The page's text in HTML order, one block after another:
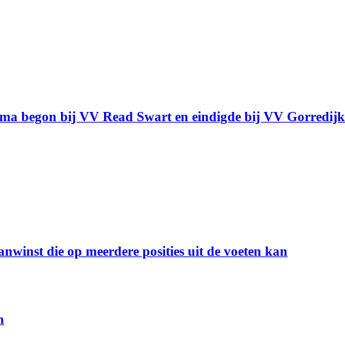
begon bij VV Read Swart en eindigde bij VV Gorredijk
die op meerdere posities uit de voeten kan